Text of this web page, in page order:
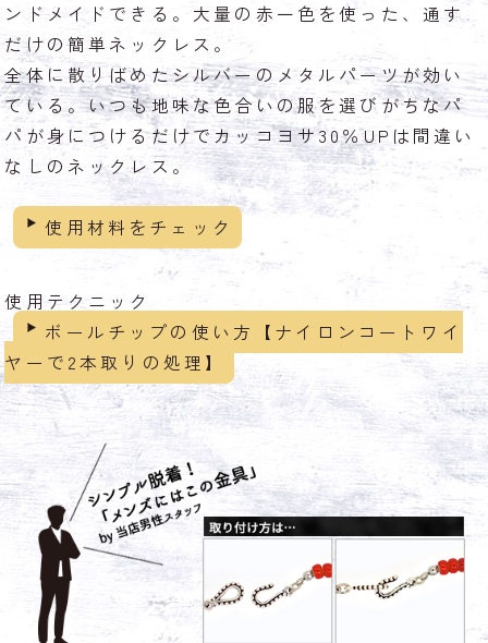
ンドメイドできる。大量の赤一色を使った、通す
だけの簡単ネックレス。
全体に散りばめたシルバーのメタルパーツが効い
ている。いつも地味な色合いの服を選びがちなパ
パが身につけるだけでカッコヨサ30％UPは間違い
なしのネックレス。
使用材料をチェック
使用テクニック
ボールチップの使い方【ナイロンコートワイ
ヤーで2本取りの処理】